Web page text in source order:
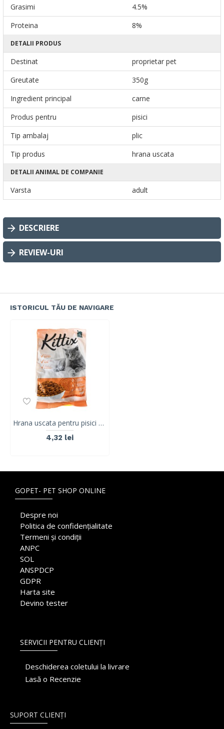
Grasimi
4.5%
Proteina
8%
DETALII PRODUS
Destinat
proprietar pet
Greutate
350g
Ingredient principal
carne
Produs pentru
pisici
Tip ambalaj
plic
Tip produs
hrana uscata
DETALII ANIMAL DE COMPANIE
Varsta adult
DESCRIERE
REVIEW-URI
ISTORICUL TĂU DE NAVIGARE
Hrana uscata pentru pisici adulte KITTIX, cu legume si carne de pui, 350G
4,32 lei
GOPET- PET SHOP ONLINE
Despre noi
Politica de confidențialitate
Termeni și condiții
ANPC
SOL
ANSPDCP
GDPR
Harta site
Devino tester
SERVICII PENTRU CLIENȚI
Deschiderea coletului la livrare
Lasă o Recenzie
SUPORT CLIENȚI